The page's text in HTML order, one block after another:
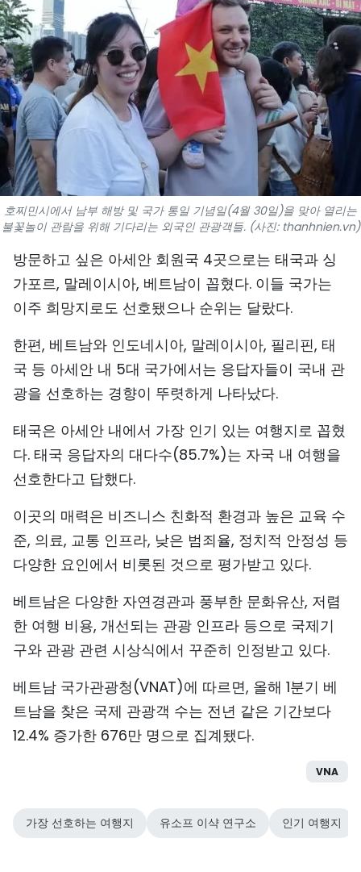
여행
세계
사진
비디오
인포그래픽
메가스토리
회사 소개
TIẾNG VIỆT
ENGLISH
中文
FRANÇAIS
РУССКИЙ
호찌민시에서 남부 해방 및 국가 통일 기념일(4월 30일)을 맞아 열리는
불꽃놀이 관람을 위해 기다리는 외국인 관광객들. (사진: thanhnien.vn)
방문하고 싶은 아세안 회원국 4곳으로는 태국과 싱
가포르, 말레이시아, 베트남이 꼽혔다. 이들 국가는
이주 희망지로도 선호됐으나 순위는 달랐다.
한편, 베트남와 인도네시아, 말레이시아, 필리핀, 태
국 등 아세안 내 5대 국가에서는 응답자들이 국내 관
광을 선호하는 경향이 뚜렷하게 나타났다.
태국은 아세안 내에서 가장 인기 있는 여행지로 꼽혔
다. 태국 응답자의 대다수(85.7%)는 자국 내 여행을
선호한다고 답했다.
이곳의 매력은 비즈니스 친화적 환경과 높은 교육 수
준, 의료, 교통 인프라, 낮은 범죄율, 정치적 안정성 등
다양한 요인에서 비롯된 것으로 평가받고 있다.
베트남은 다양한 자연경관과 풍부한 문화유산, 저렴
한 여행 비용, 개선되는 관광 인프라 등으로 국제기
구와 관광 관련 시상식에서 꾸준히 인정받고 있다.
베트남 국가관광청(VNAT)에 따르면, 올해 1분기 베
트남을 찾은 국제 관광객 수는 전년 같은 기간보다
12.4% 증가한 676만 명으로 집계됐다.
VNA
가장 선호하는 여행지 유소프 이샥 연구소 인기 여행지